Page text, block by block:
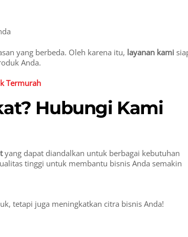
yang berbeda. Oleh karena itu, layanan kami
Anda.
Termurah
Hubungi Kami
yang dapat diandalkan untuk berbagai kebutuhan
tinggi untuk membantu bisnis Anda semakin
tetapi juga meningkatkan citra bisnis Anda!